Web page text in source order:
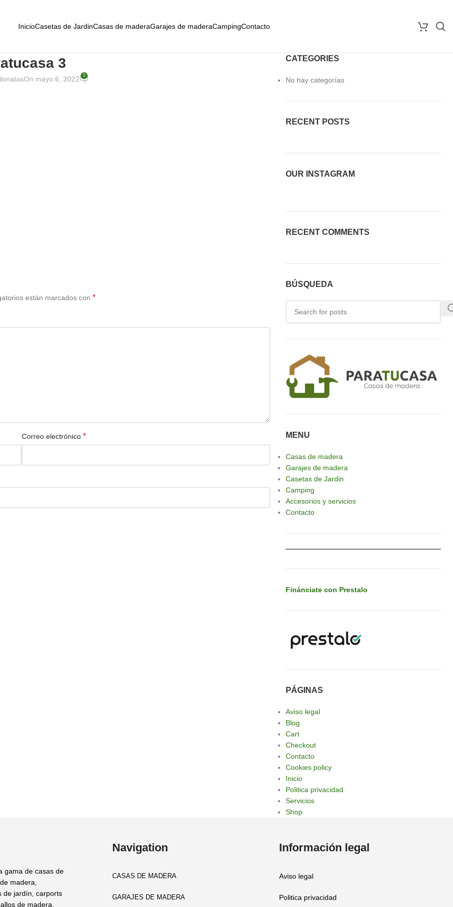
InicioCasetas de JardinCasas de maderaGarajes de maderaCampingContacto
3
On mayo 6, 2022 0
están marcados con *
Correo electrónico*
CATEGORIES
No hay categorías
RECENT POSTS
OUR INSTAGRAM
RECENT COMMENTS
BÚSQUEDA
MENU
Casas de madera
Garajes de madera
Casetas de Jardin
Camping
Accesorios y servicios
Contacto
Finánciate con Prestalo
PÁGINAS
Aviso legal
Blog
Cart
Checkout
Contacto
Cookies policy
Inicio
Politica privacidad
Servicios
Shop
gama de casas de
madera,
de jardín, carports
de madera,
Navigation
CASAS DE MADERA
GARAJES DE MADERA
Información legal
Aviso legal
Politica privacidad